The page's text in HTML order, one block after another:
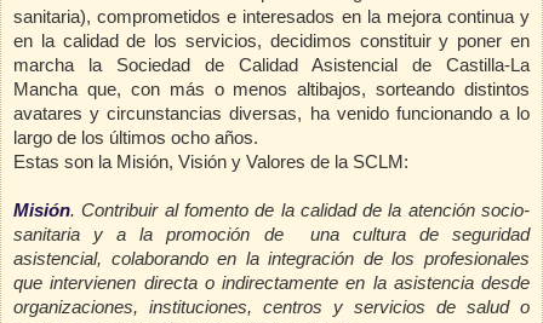
sanitaria), comprometidos e interesados en la mejora continua y
en la calidad de los servicios, decidimos constituir y poner en
marcha la Sociedad de Calidad Asistencial de Castilla-La
Mancha que, con más o menos altibajos, sorteando distintos
avatares y circunstancias diversas, ha venido funcionando a lo
largo de los últimos ocho años.
Estas son la Misión, Visión y Valores de la SCLM:
Misión.Contribuir al fomento de la calidad de la atención socio-
sanitaria y a la promoción de una cultura de seguridad
asistencial, colaborando en la integración de los profesionales
que intervienen directa o indirectamente en la asistencia desde
organizaciones, instituciones, centros y servicios de salud o